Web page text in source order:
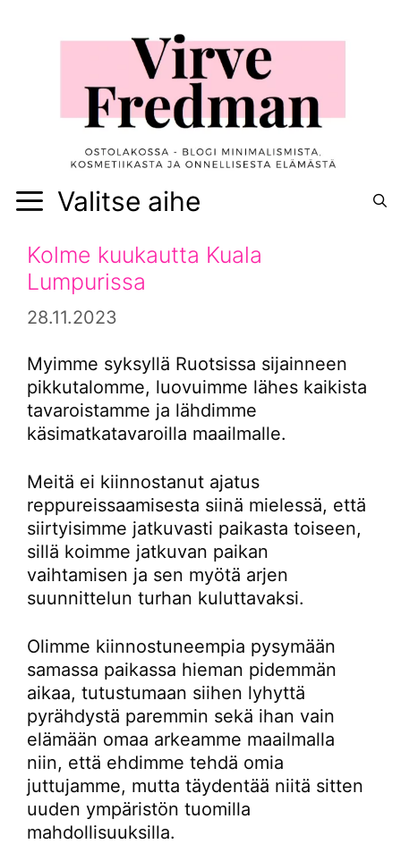
Valitse aihe
Kolme kuukautta Kuala
Lumpurissa
28.11.2023
Myimme syksyllä Ruotsissa sijainneen
pikkutalomme, luovuimme lähes kaikista
tavaroistamme ja lähdimme
käsimatkatavaroilla maailmalle.
Meitä ei kiinnostanut ajatus
reppureissaamisesta siinä mielessä, että
siirtyisimme jatkuvasti paikasta toiseen,
sillä koimme jatkuvan paikan
vaihtamisen ja sen myötä arjen
suunnittelun turhan kuluttavaksi.
Olimme kiinnostuneempia pysymään
samassa paikassa hieman pidemmän
aikaa, tutustumaan siihen lyhyttä
pyrähdystä paremmin sekä ihan vain
elämään omaa arkeamme maailmalla
niin, että ehdimme tehdä omia
juttujamme, mutta täydentää niitä sitten
uuden ympäristön tuomilla
mahdollisuuksilla.